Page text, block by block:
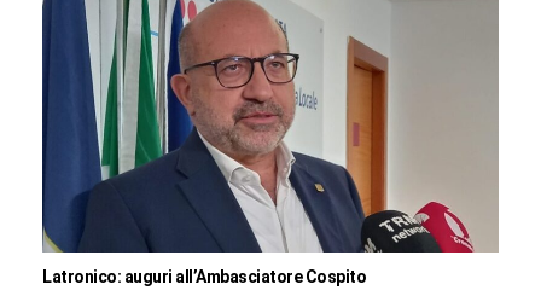
Latronico: auguri all’Ambasciatore Cospito